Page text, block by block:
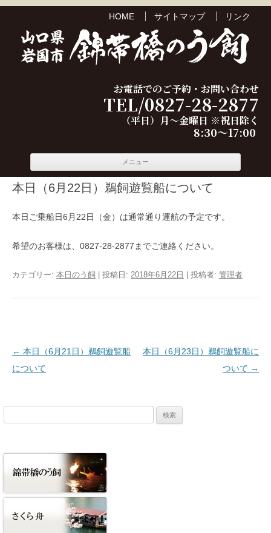
HOME サイトマップ リンク
お電話でのご予約・お問い合わせ
TEL/0827-28-2877
（平日）月～金曜日 ※祝日除く
8:30～17:00
メニュー
本日（6月22日）鵜飼遊覧船について
本日ご乗船日6月22日（金）は通常通り運航の予定です。
希望のお客様は、0827-28-2877までご連絡ください。
カテゴリー: 本日のう飼 | 投稿日: 2018年6月22日 投稿者: 管理者
投稿ナビゲーション
← 本日（6月21日）鵜飼遊覧船
について
本日（6月23日）鵜飼遊覧船に
ついて →